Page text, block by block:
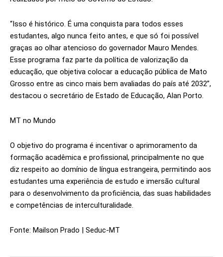
“Isso é histórico. É uma conquista para todos esses
estudantes, algo nunca feito antes, e que só foi possível
graças ao olhar atencioso do governador Mauro Mendes.
Esse programa faz parte da política de valorização da
educação, que objetiva colocar a educação pública de Mato
Grosso entre as cinco mais bem avaliadas do país até 2032”,
destacou o secretário de Estado de Educação, Alan Porto.
MT no Mundo
O objetivo do programa é incentivar o aprimoramento da
formação acadêmica e profissional, principalmente no que
diz respeito ao domínio de língua estrangeira, permitindo aos
estudantes uma experiência de estudo e imersão cultural
para o desenvolvimento da proficiência, das suas habilidades
e competências de interculturalidade.
Fonte: Mailson Prado | Seduc-MT